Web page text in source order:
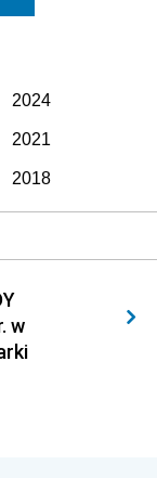
2024
2021
2018
2015
2012
2009
2006
w